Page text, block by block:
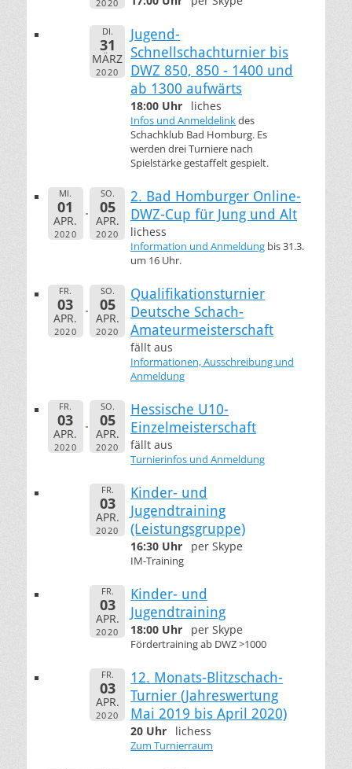
2020
DI.
31
MÄRZ
2020
Jugend-
Schnellschachturnier bis
DWZ 850, 850 - 1400 und
ab 1300 aufwärts
18:00 Uhr liches
Infos und Anmeldelinkdes
Schachklub Bad Homburg. Es
werden drei Turniere nach
Spielstärke gestaffelt gespielt.
MI.
01
APR.
2020
SO.
05
APR.
2020
2. Bad Homburger Online-
DWZ-Cup für Jung und Alt
lichess
Information und Anmeldung bis 31.3.
um 16 Uhr.
FR.
03
APR.
2020
SO.
05
APR.
2020
Qualifikationsturnier
Deutsche Schach-
Amateurmeisterschaft
fällt aus
Informationen, Ausschreibung und
Anmeldung
FR.
03
APR.
2020
SO.
05
APR.
2020
Hessische U10-
Einzelmeisterschaft
fällt aus
Turnierinfos und Anmeldung
FR.
03
APR.
2020
Kinder- und
Jugendtraining
(Leistungsgruppe)
16:30 Uhr per Skype
IM-Training
FR.
03
APR.
2020
Kinder- und
Jugendtraining
18:00 Uhr per Skype
Fördertraining ab DWZ >1000
FR.
03
APR.
2020
12. Monats-Blitzschach-
Turnier (Jahreswertung
Mai 2019 bis April 2020)
20 Uhr lichess
Zum Turnierraum